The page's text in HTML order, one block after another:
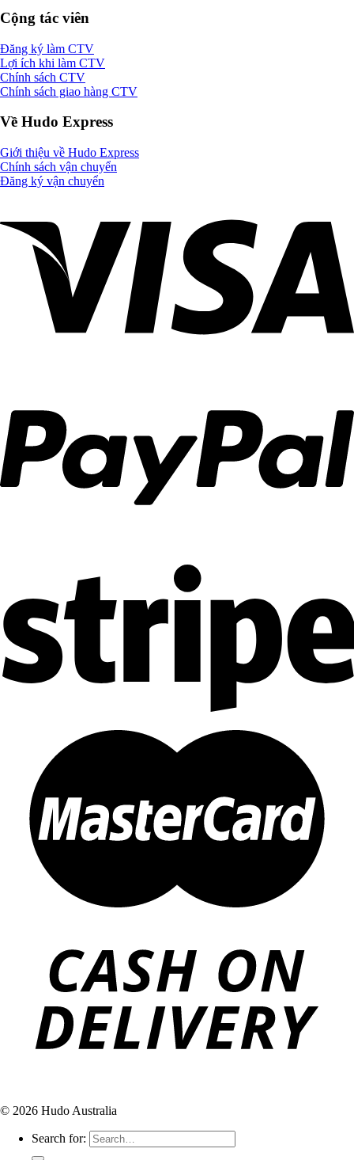
Cộng tác viên
Đăng ký làm CTV
Lợi ích khi làm CTV
Chính sách CTV
Chính sách giao hàng CTV
Về Hudo Express
Giới thiệu về Hudo Express
Chính sách vận chuyển
Đăng ký vận chuyển
© 2026 Hudo Australia
Search for: